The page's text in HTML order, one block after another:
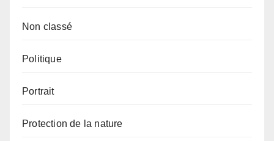
Non classé
Politique
Portrait
Protection de la nature